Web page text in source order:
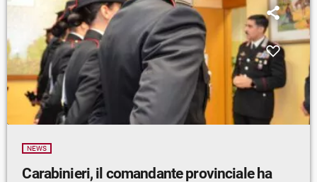
NEWS
Carabinieri, il comandante provinciale ha